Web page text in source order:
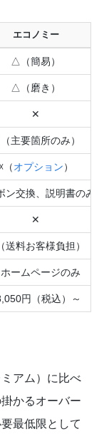
エコノミー
△（簡易）
△（磨き）
✕
主要箇所のみ）
☓（オプション）
交換、説明書のみ）
✕
料お客様負担）
ームページのみ
円（税込）～
アム）に比べ
かるオーバー
最低限として